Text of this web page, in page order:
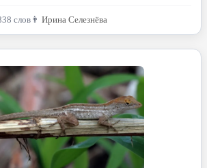
слов 👨 Ирина Селезнёва